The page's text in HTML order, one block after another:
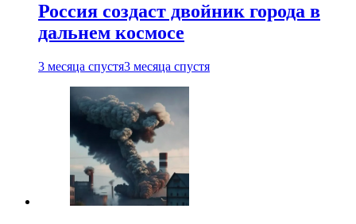
Россия создаст двойник города в
дальнем космосе
3 месяца спустя3 месяца спустя